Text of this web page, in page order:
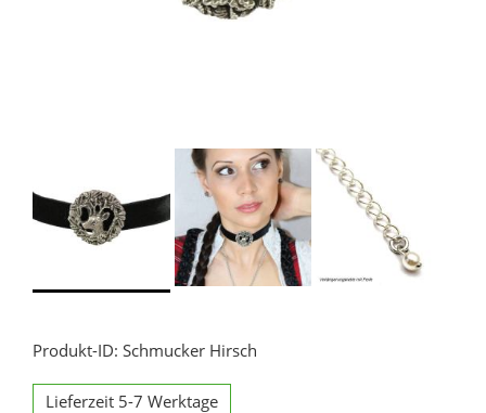
Produkt-ID: Schmucker Hirsch
Lieferzeit 5-7 Werktage